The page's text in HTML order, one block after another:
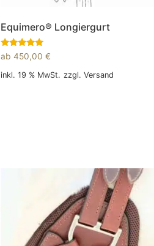
Equimero® Longiergurt
Bewertet
mit
5.00
von 5
ab 450,00 €
inkl. 19 % MwSt. zzgl. Versand